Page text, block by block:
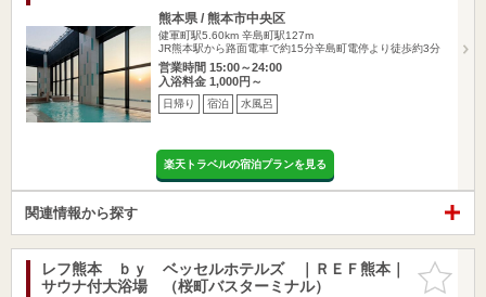
熊本県 / 熊本市中央区
健軍町駅5.60km 辛島町駅127m
JR熊本駅から路面電車で約15分辛島町電停より徒歩約3分
営業時間 15:00～24:00
入浴料金 1,000円～
日帰り 宿泊 水風呂
楽天トラベルの宿泊プランを見る
関連情報から探す
お気に入
りに追加
レフ熊本 ｂｙ ベッセルホテルズ ｜ＲＥＦ熊本｜
サウナ付大浴場 （桜町バスターミナル）